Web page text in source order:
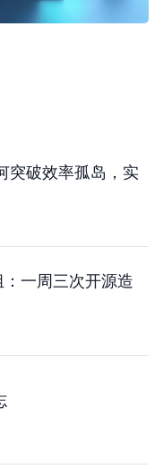
突破效率孤岛，实
一周三次开源造